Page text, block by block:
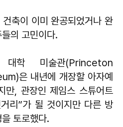
축이 이미 완공되었거나 완
의 고민이다.
대학 미술관(Princeton
은 내년에 개장할 아자예
만, 관장인 제임스 스튜어트
리”가 될 것이지만 다른 방
토로했다.